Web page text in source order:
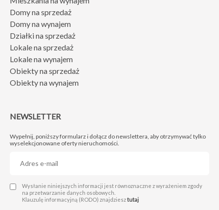
Domy na sprzedaż
Domy na wynajem
Działki na sprzedaż
Lokale na sprzedaż
Lokale na wynajem
Obiekty na sprzedaż
Obiekty na wynajem
NEWSLETTER
Wypełnij, poniższy formularz i dołącz do newslettera, aby otrzymywać tylko
wyselekcjonowane oferty nieruchomości.
Wysłanie niniejszych informacji jest równoznaczne z wyrażeniem zgody
na przetwarzanie danych osobowych.
Klauzulę informacyjną (RODO) znajdziesztutaj